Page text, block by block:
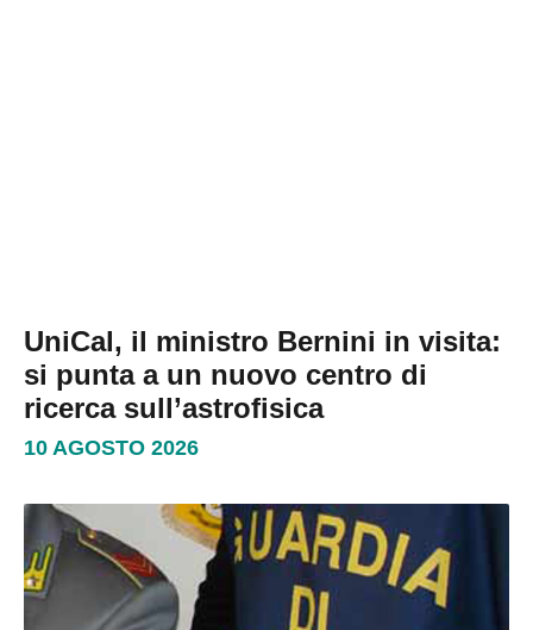
UniCal, il ministro Bernini in visita:
si punta a un nuovo centro di
ricerca sull’astrofisica
10 AGOSTO 2026